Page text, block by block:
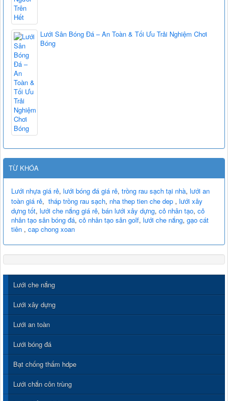
Lưới Sân Bóng Đá – An Toàn & Tối Ưu Trải Nghiệm Chơi
Bóng
TỪ KHÓA
Lưới nhựa giá rẻ, lưới bóng đá giá rẻ, trồng rau sạch tại nhà, lưới an
toàn giá rẻ, tháp trồng rau sạch, nha thep tien che dep , lưới xây
dựng tốt, lưới che nắng giá rẻ, bán lưới xây dựng, cỏ nhân tạo, cỏ
nhân tạo sân bóng đá, cỏ nhân tạo sân golf, lưới che nắng, gạo cát
tiên , cap chong xoan
Lưới che nắng
Lưới xây dựng
Lưới an toàn
Lưới bóng đá
Bạt chống thấm hdpe
Lưới chắn côn trùng